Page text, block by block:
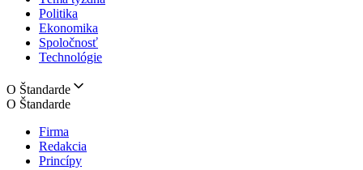
Politika
Ekonomika
Spoločnosť
Technológie
O Štandarde
O Štandarde
Firma
Redakcia
Princípy